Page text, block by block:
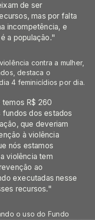
de ser
mas por falta
incompetência, e
a população."
contra a mulher,
destaca o
4 feminicídios por dia.
R$ 260
fundos dos estados
que deveriam
à violência
nós estamos
violência tem
ao
executadas nesse
recursos."
o uso do Fundo